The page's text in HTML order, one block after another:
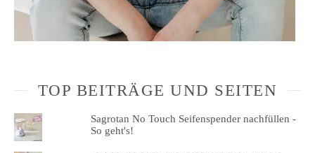
TOP BEITRÄGE UND SEITEN
Sagrotan No Touch Seifenspender nachfüllen -
So geht's!